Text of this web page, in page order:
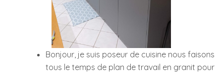
Bonjour, je suis poseur de cuisine nous faisons
tous le temps de plan de travail en granit pour